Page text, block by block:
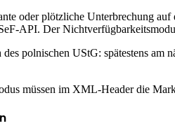
oder plötzliche Unterbrechung
API. Der
polnischen UStG: spätestens am
müssen im XML-Header die